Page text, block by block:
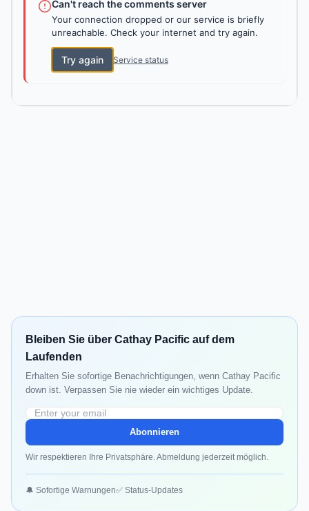
Can't reach the comments server
Your connection dropped or our service is briefly
unreachable. Check your internet and try again.
Try again Service status
Bleiben Sie über Cathay Pacific auf dem
Laufenden
Erhalten Sie sofortige Benachrichtigungen, wenn Cathay Pacific
down ist. Verpassen Sie nie wieder ein wichtiges Update.
Abonnieren
Wir respektieren Ihre Privatsphäre. Abmeldung jederzeit möglich.
🔔 Sofortige Warnungen✅ Status-Updates